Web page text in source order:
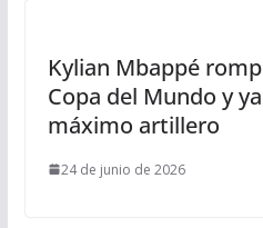
Kylian Mbappé
Copa del Mundo y
máximo artillero
24 de junio de 2026